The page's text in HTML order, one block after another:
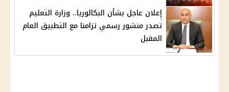
إعلان عاجل بشأن البكالوريا.. وزارة التعليم
تصدر منشور رسمي تزامنا مع التطبيق العام
المقبل